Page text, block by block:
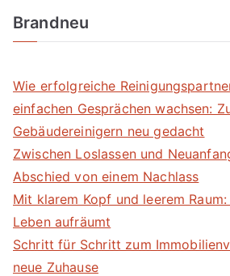
Brandneu
Wie erfolgreiche
einfachen Gesprächen wachsen:
Gebäudereinigern neu gedacht
Zwischen Loslassen und
Abschied von einem Nachlass
Mit klarem Kopf und leerem
Leben aufräumt
Schritt für Schritt zum
neue Zuhause